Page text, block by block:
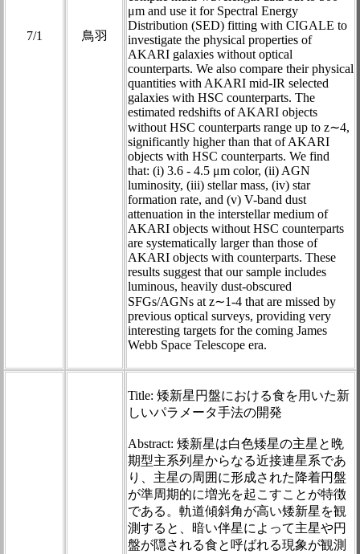
7/1 鳥羽
μm and use it for Spectral Energy
Distribution (SED) fitting with CIGALE to
investigate the physical properties of
AKARI galaxies without optical
counterparts. We also compare their physical
quantities with AKARI mid-IR selected
galaxies with HSC counterparts. The
estimated redshifts of AKARI objects
without HSC counterparts range up to z∼4,
significantly higher than that of AKARI
objects with HSC counterparts. We find
that: (i) 3.6 - 4.5 μm color, (ii) AGN
luminosity, (iii) stellar mass, (iv) star
formation rate, and (v) V-band dust
attenuation in the interstellar medium of
AKARI objects without HSC counterparts
are systematically larger than those of
AKARI objects with counterparts. These
results suggest that our sample includes
luminous, heavily dust-obscured
SFGs/AGNs at z∼1-4 that are missed by
previous optical surveys, providing very
interesting targets for the coming James
Webb Space Telescope era.
Title: 矮新星円盤における食を用いた新
しいパラメータ手法の開発
Abstract: 矮新星は白色矮星の主星と晩
期型主系列星からなる近接連星系であ
り、主星の周囲に形成された降着円盤
が準周期的に増光を起こすことが特徴
である。軌道傾斜角が高い矮新星を観
測すると、暗い伴星によって主星や円
盤が隠される食と呼ばれる現象が観測